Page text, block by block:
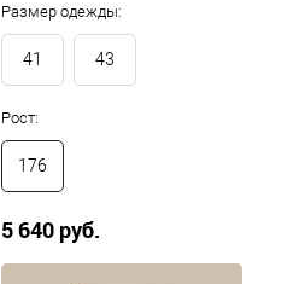
Размер одежды:
41 43
Рост:
176
5 640 руб.